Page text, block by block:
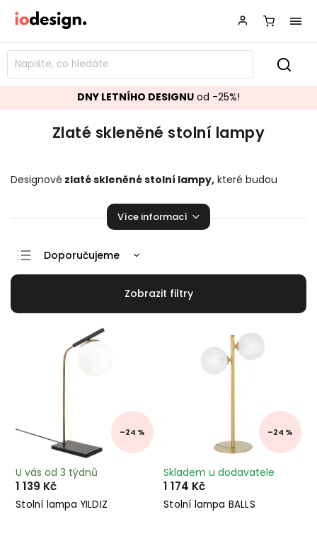
DNY LETNÍHO DESIGNU od -25%!
Zlaté skleněné stolní lampy
Designové zlaté skleněné stolní lampy, které budou
úroveň Vaší domácnosti.
Více informací
Doporučujeme
Nejlevnější
Abecedně
–24 %
Stolní lampa YILDIZ
U vás od 3 týdnů
1 139 Kč
–24 %
Stolní lampa BALLS
Skladem u dodavatele
1 174 Kč